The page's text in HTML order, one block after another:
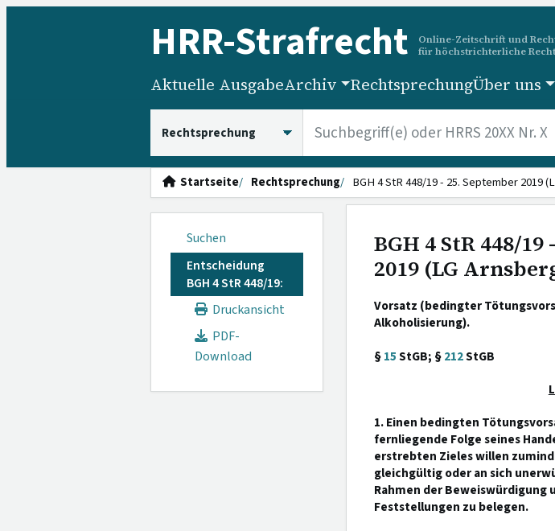
HRR-Strafrecht
Online-Zeitschrift und
für höchstrichterliche
Aktuelle AusgabeArchiv RechtsprechungÜber uns
Startseite Rechtsprechung BGH 4 StR 448/19 - 25. September 2019
Suchen
Entscheidung
BGH 4 StR 448/19:
Druckansicht
PDF-
Download
BGH 4 StR 448/
2019 (LG
Vorsatz (bedingter
Alkoholisierung).
§15StGB; §212StGB
1. Einen bedingten
fernliegende Folge seines
erstrebten Zieles willen
gleichgültig oder an sich
Rahmen der
Feststellungen zu belegen.